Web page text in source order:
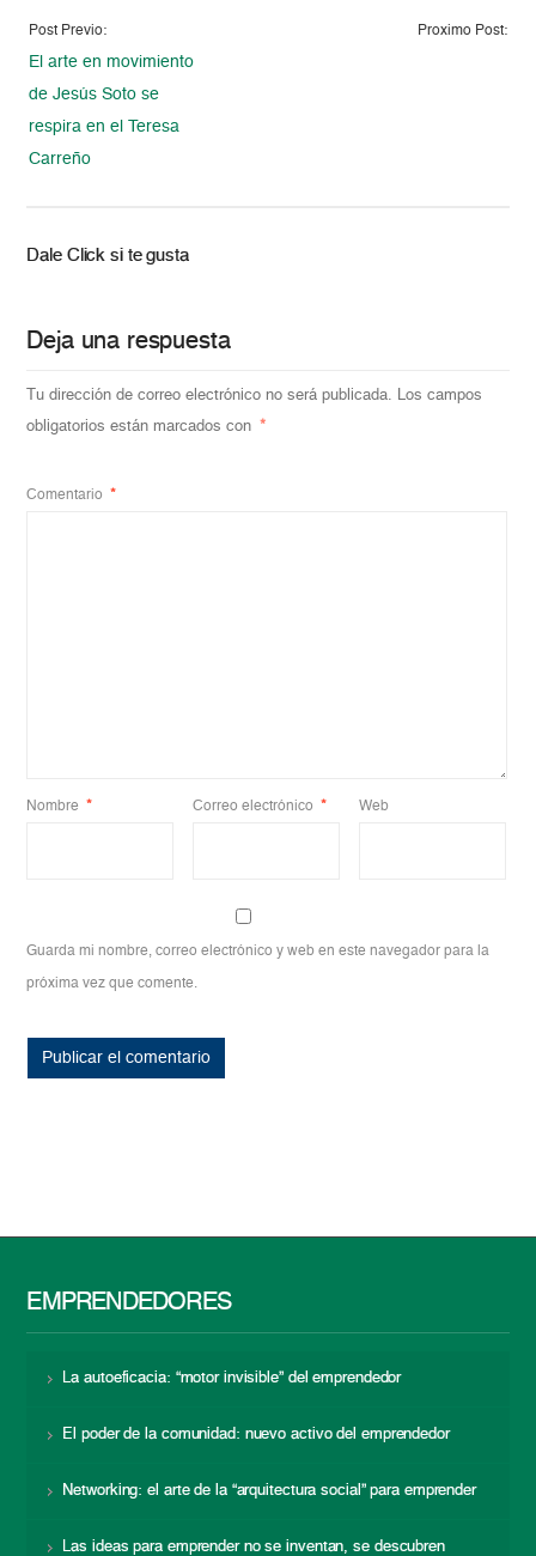
Post Previo:
El arte en movimiento
de Jesús Soto se
respira en el Teresa
Carreño
Proximo Post:
Dale Click si te gusta
Deja una respuesta
Tu dirección de correo electrónico no será publicada. Los campos
obligatorios están marcados con *
Comentario *
Nombre * Correo electrónico * Web
Guarda mi nombre, correo electrónico y web en este navegador para la
próxima vez que comente.
EMPRENDEDORES
La autoeficacia: “motor invisible” del emprendedor
El poder de la comunidad: nuevo activo del emprendedor
Networking: el arte de la “arquitectura social” para emprender
Las ideas para emprender no se inventan, se descubren